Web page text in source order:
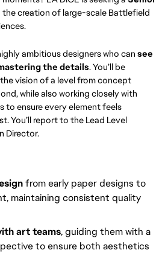
the creation of large-scale Battlefield
ambitious designers who can see
the details. You’ll be
vision of a level from concept
while also working closely with
to ensure every element feels
You’ll report to the Lead Level
Director.
from early paper designs to
maintaining consistent quality
art teams, guiding them with a
to ensure both aesthetics